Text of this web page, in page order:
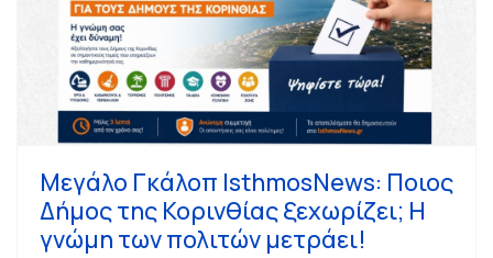
Μεγάλο Γκάλοπ IsthmosNews: Ποιος
Δήμος της Κορινθίας ξεχωρίζει; Η
γνώμη των πολιτών μετράει!